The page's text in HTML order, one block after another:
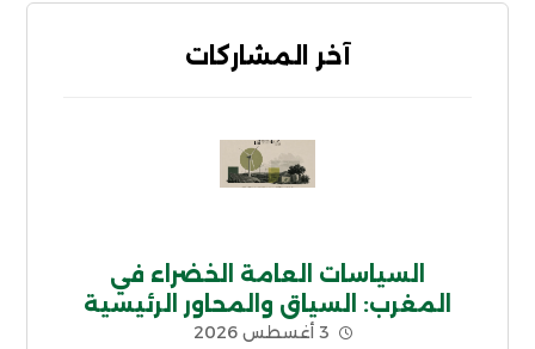
آخر المشاركات
السياسات العامة الخضراء في
المغرب: السياق والمحاور الرئيسية
3 أغسطس 2026